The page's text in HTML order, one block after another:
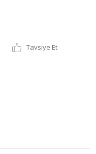
Tavsiye Et